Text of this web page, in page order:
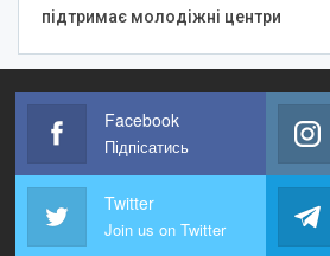
підтримає молодіжні центри
Facebook
Підпісатись
Twitter
Join us on Twitter